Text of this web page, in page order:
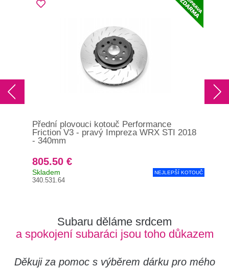
Přední plovouci kotouč Performance
Friction V3 - pravý Impreza WRX STI 2018
- 340mm
805.50 €
Skladem
340.531.64
NEJLEPŠÍ KOTOUČ
Subaru děláme srdcem
a spokojení subaráci jsou toho důkazem
Děkuji za pomoc s výběrem dárku pro mého